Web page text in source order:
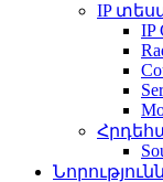
IP
IP